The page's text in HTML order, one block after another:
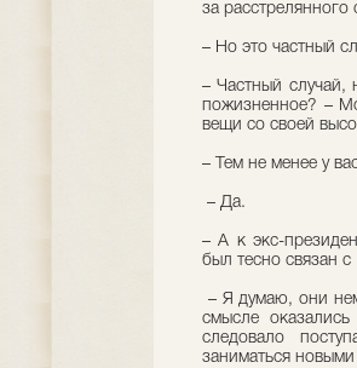
за расстрелянного
– Но это частный
– Частный
пожизненное? –
вещи со своей
– Тем не менее у
– Да.
– А к экс-
был тесно связан
– Я думаю, они
смысле
следовало
заниматься